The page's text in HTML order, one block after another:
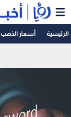
الرئيسية أسعار الذهب